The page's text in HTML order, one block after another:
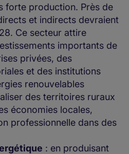
forte production. Près de
et indirects devraient
Ce secteur attire
importants de
privées, des
et des institutions
renouvelables
des territoires ruraux
économies locales,
professionnelle dans des
: en produisant